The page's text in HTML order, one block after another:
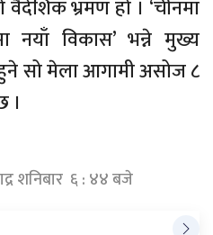
भ्रमण हो । ‘चीनमा
नयाँ विकास’ भन्ने मुख्य
सो मेला आगामी असोज ८
।
शनिबार ६ : ४४ बजे